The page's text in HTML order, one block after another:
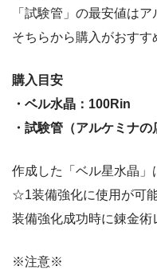
「試験管」の最安値は
そちらから購入がおすす
購入目安
・ベル水晶：100Rin
・試験管（アルケミナ
作成した「ベル星水晶」
☆1装備強化に使用が可能
装備強化成功時に錬金術
※注意※